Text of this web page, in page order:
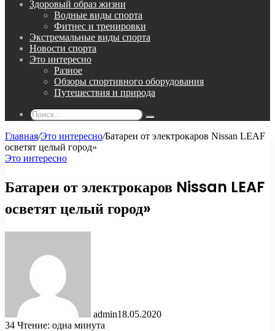
Здоровый образ жизни
Водные виды спорта
Фитнес и тренировки
Экстремальные виды спорта
Новости спорта
Это интересно
Разное
Обзоры спортивного оборудования
Путешествия и природа
Поиск...
Главная/Это интересно/Батареи от электрокаров Nissan LEAF
осветят целый город»
Это интересно
Батареи от электрокаров Nissan LEAF
осветят целый город»
admin18.05.2020
34 Чтение: одна минута